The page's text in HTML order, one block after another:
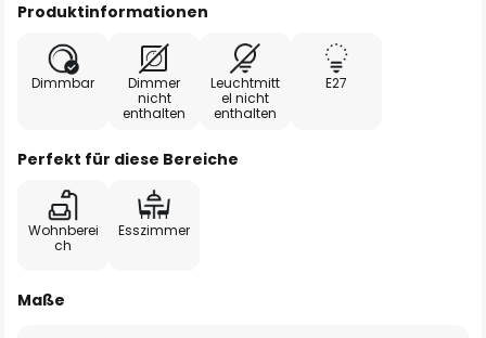
Produktinformationen
Dimmbar
Dimmer
nicht
enthalten
Leuchtmitt
el nicht
enthalten
E27
Perfekt für diese Bereiche
Wohnberei
ch
Esszimmer
Maße